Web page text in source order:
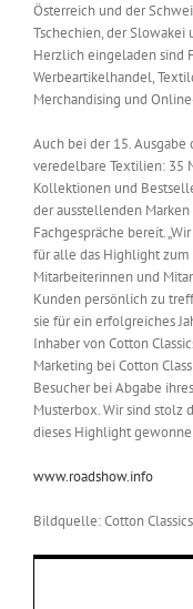
Product Guide
Jobshop
Suche
nach:
Österreich und der
Tschechien, der Slowakei
Herzlich eingeladen sind
Werbeartikelhandel,
Merchandising und
Auch bei der 15. Ausgabe
veredelbare Textilien: 35
Kollektionen und
der ausstellenden Marken
Fachgespräche bereit.
für alle das Highlight zum
Mitarbeiterinnen und
Kunden persönlich zu
sie für ein erfolgreiches
Inhaber von Cotton
Marketing bei Cotton
Besucher bei Abgabe
Musterbox. Wir sind stolz
dieses Highlight
www.roadshow.info
Bildquelle: Cotton Classics